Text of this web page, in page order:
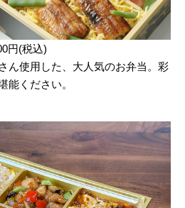
円(税込)
ん使用した、大人気のお弁当。彩
能ください。